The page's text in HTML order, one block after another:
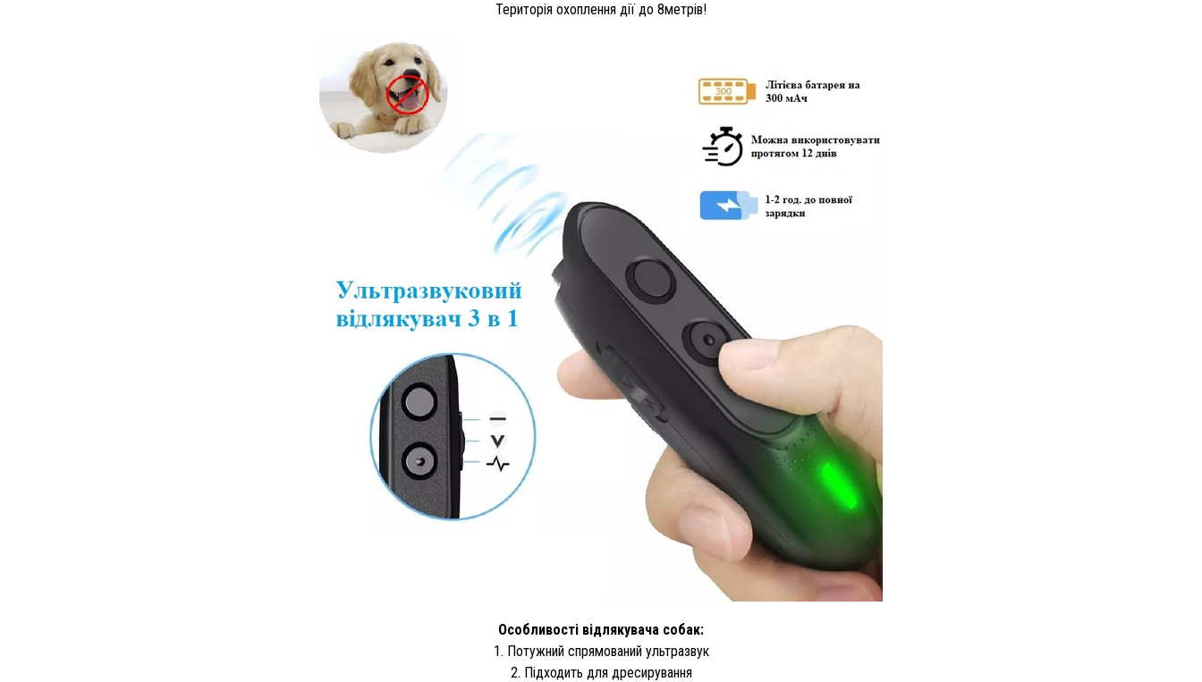
Територія охоплення дії до 8метрів!
Особливості відлякувача собак:
1. Потужний спрямований ультразвук
2. Підходить для дресирування